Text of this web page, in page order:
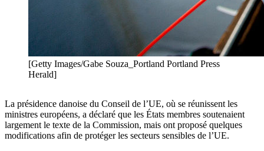
[Getty Images/Gabe Souza_Portland Portland Press
Herald]
La présidence danoise du Conseil de l’UE, où se réunissent les
ministres européens, a déclaré que les États membres soutenaient
largement le texte de la Commission, mais ont proposé quelques
modifications afin de protéger les secteurs sensibles de l’UE.